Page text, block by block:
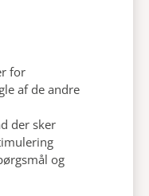
for
af de andre
der sker
og